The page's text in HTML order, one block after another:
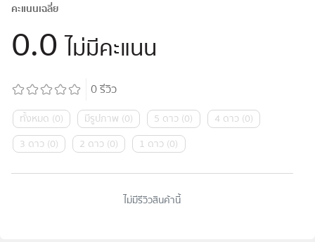
คะแนนเฉลี่ย
0.0 ไม่มีคะแนน
0รีวิว
ทั้งหมด (0) มีรูปภาพ (0) 5 ดาว (0) 4 ดาว (0)
3 ดาว (0) 2 ดาว (0) 1 ดาว (0)
ไม่มีรีวิวสินค้านี้